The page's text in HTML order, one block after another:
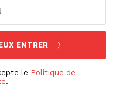
ENTRER
le Politique de
.